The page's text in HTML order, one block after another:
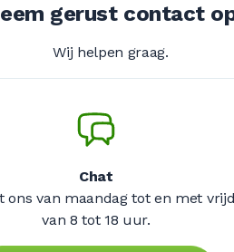
gerust contact
Wij helpen graag.
Chat
ons van maandag tot en met
van 8 tot 18 uur.